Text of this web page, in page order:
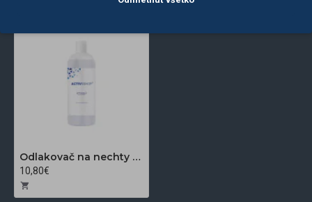
Odlakovač na nechty bezacetónový 500 ml
10,80€